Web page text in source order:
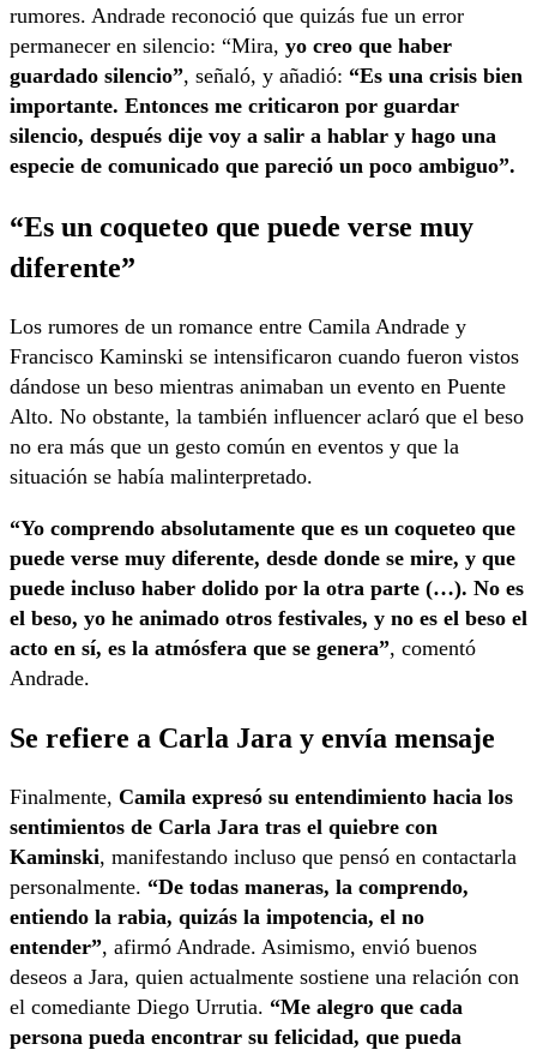
rumores. Andrade reconoció que quizás fue un error
permanecer en silencio: “Mira, yo creo que haber
guardado silencio”, señaló, y añadió: “Es una crisis bien
importante. Entonces me criticaron por guardar
silencio, después dije voy a salir a hablar y hago una
especie de comunicado que pareció un poco ambiguo”.
“Es un coqueteo que puede verse muy
diferente”
Los rumores de un romance entre Camila Andrade y
Francisco Kaminski se intensificaron cuando fueron vistos
dándose un beso mientras animaban un evento en Puente
Alto. No obstante, la también influencer aclaró que el beso
no era más que un gesto común en eventos y que la
situación se había malinterpretado.
“Yo comprendo absolutamente que es un coqueteo que
puede verse muy diferente, desde donde se mire, y que
puede incluso haber dolido por la otra parte (…). No es
el beso, yo he animado otros festivales, y no es el beso el
acto en sí, es la atmósfera que se genera”, comentó
Andrade.
Se refiere a Carla Jara y envía mensaje
Finalmente, Camila expresó su entendimiento hacia los
sentimientos de Carla Jara tras el quiebre con
Kaminski, manifestando incluso que pensó en contactarla
personalmente. “De todas maneras, la comprendo,
entiendo la rabia, quizás la impotencia, el no
entender”, afirmó Andrade. Asimismo, envió buenos
deseos a Jara, quien actualmente sostiene una relación con
el comediante Diego Urrutia. “Me alegro que cada
persona pueda encontrar su felicidad, que pueda